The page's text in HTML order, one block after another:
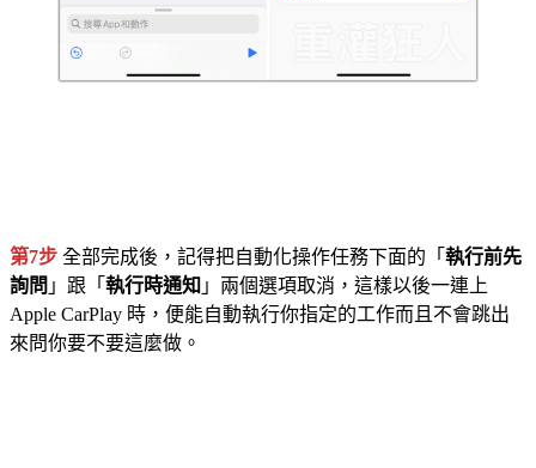
第7步 全部完成後，記得把自動化操作任務下面的「 執行前先
詢問 」跟「 執行時通知 」兩個選項取消，這樣以後一連上
Apple CarPlay 時，便能自動執行你指定的工作而且不會跳出
來問你要不要這麼做。